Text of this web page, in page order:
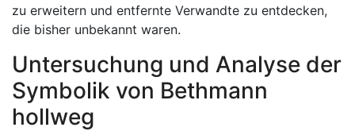
zu erweitern und entfernte Verwandte zu entdecken,
die bisher unbekannt waren.
Untersuchung und Analyse der
Symbolik von Bethmann
hollweg